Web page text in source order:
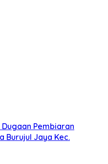
Dugaan Pembiaran
Burujul Jaya Kec.